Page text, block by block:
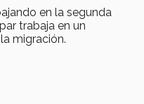
en la segunda
trabaja en un
migración.